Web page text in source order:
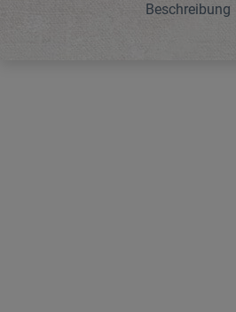
Beschreibung